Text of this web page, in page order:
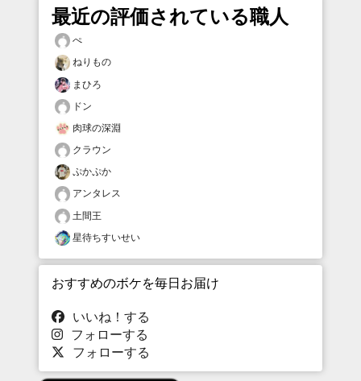
最近の評価されている職人
ぺ
ねりもの
まひろ
ドン
肉球の深淵
クラウン
ぷかぷか
アンタレス
土間王
星待ちすいせい
おすすめのボケを毎日お届け
いいね！する
フォローする
フォローする